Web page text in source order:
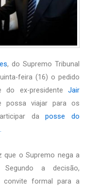
, do Supremo Tribunal
feira (16) o pedido
do ex-presidente Jair
possa viajar para os
daposse do
que o Supremo nega a
a decisão,
convite formal para a